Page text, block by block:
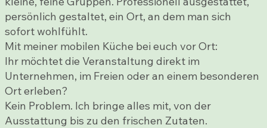
persönlich gestaltet, ein Ort, an dem man sich
sofort wohlfühlt.
Mit meiner mobilen Küche bei euch vor Ort:
Ihr möchtet die Veranstaltung direkt im
Unternehmen, im Freien oder an einem besonderen
Ort erleben?
Kein Problem. Ich bringe alles mit, von der
Ausstattung bis zu den frischen Zutaten.